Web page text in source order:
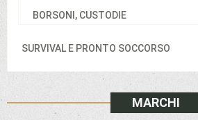
BORSONI, CUSTODIE
SURVIVAL E PRONTO SOCCORSO
MARCHI